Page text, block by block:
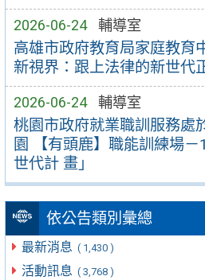
2026-06-24 輔導室
高雄市政府教育局家庭教育
新視界：跟上法律的新世代
2026-06-24 輔導室
桃園市政府就業職訓服務處
園 【有頭鹿】職能訓練場
世代計 畫」
依公告類別彙總
最新消息 ( 1,430 )
活動訊息 ( 3,768 )